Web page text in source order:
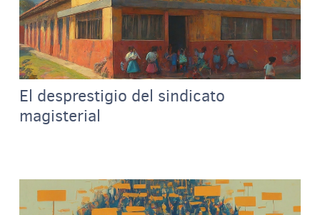
El desprestigio del sindicato
magisterial